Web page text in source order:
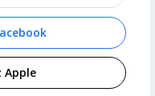
Apple